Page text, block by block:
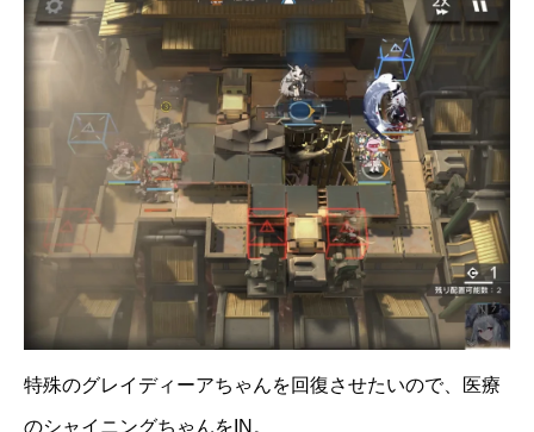
特殊のグレイディーアちゃんを回復させたいので、医療
のシャイニングちゃんをIN。